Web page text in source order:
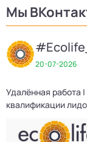
Мы
20-07-2026
Удалённая
квалификации